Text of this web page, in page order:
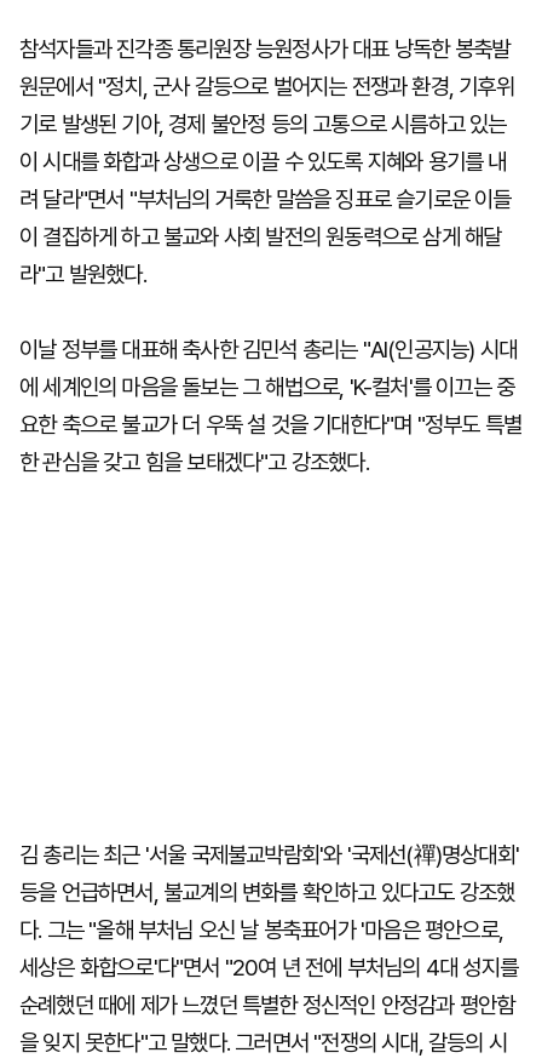
참석자들과 진각종 통리원장 능원정사가 대표 낭독한 봉축발
원문에서 "정치, 군사 갈등으로 벌어지는 전쟁과 환경, 기후위
기로 발생된 기아, 경제 불안정 등의 고통으로 시름하고 있는
이 시대를 화합과 상생으로 이끌 수 있도록 지혜와 용기를 내
려 달라"면서 "부처님의 거룩한 말씀을 징표로 슬기로운 이들
이 결집하게 하고 불교와 사회 발전의 원동력으로 삼게 해달
라"고 발원했다.
이날 정부를 대표해 축사한 김민석 총리는 "AI(인공지능) 시대
에 세계인의 마음을 돌보는 그 해법으로, 'K-컬처'를 이끄는 중
요한 축으로 불교가 더 우뚝 설 것을 기대한다"며 "정부도 특별
한 관심을 갖고 힘을 보태겠다"고 강조했다.
김 총리는 최근 '서울 국제불교박람회'와 '국제선(禪)명상대회'
등을 언급하면서, 불교계의 변화를 확인하고 있다고도 강조했
다. 그는 "올해 부처님 오신 날 봉축표어가 '마음은 평안으로,
세상은 화합으로'다"면서 "20여 년 전에 부처님의 4대 성지를
순례했던 때에 제가 느꼈던 특별한 정신적인 안정감과 평안함
을 잊지 못한다"고 말했다. 그러면서 "전쟁의 시대, 갈등의 시